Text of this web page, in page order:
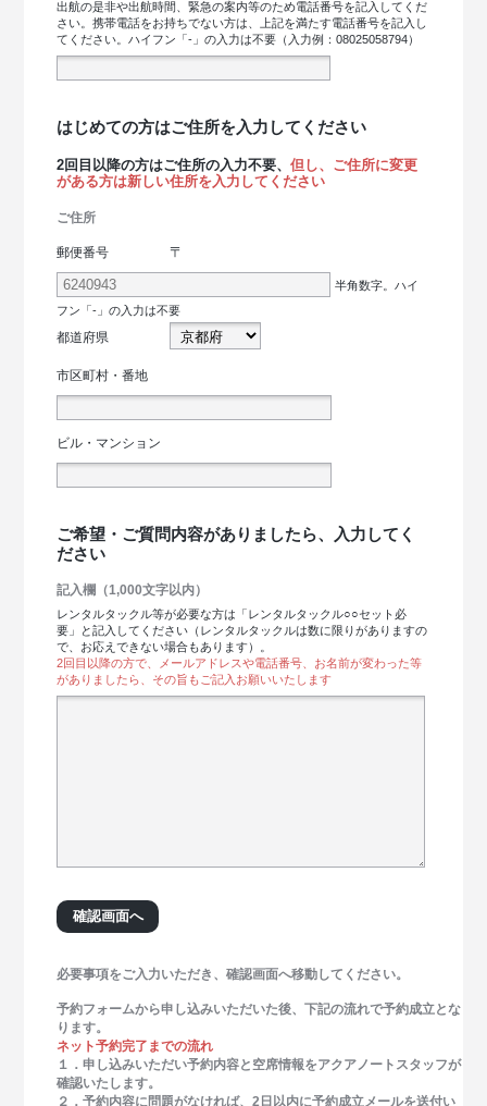
出航の是非や出航時間、緊急の案内等のため電話番号を記入してくだ
さい。携帯電話をお持ちでない方は、上記を満たす電話番号を記入し
てください。ハイフン「-」の入力は不要（入力例：08025058794）
はじめての方はご住所を入力してください
2回目以降の方はご住所の入力不要、但し、ご住所に変更
がある方は新しい住所を入力してください
ご住所
郵便番号 〒
半角数字。ハイ
フン「-」の入力は不要
都道府県
市区町村・番地
ビル・マンション
ご希望・ご質問内容がありましたら、入力してく
ださい
記入欄（1,000文字以内）
レンタルタックル等が必要な方は「レンタルタックル○○セット必
要」と記入してください（レンタルタックルは数に限りがありますの
で、お応えできない場合もあります）。
2回目以降の方で、メールアドレスや電話番号、お名前が変わった等
がありましたら、その旨もご記入お願いいたします
必要事項をご入力いただき、確認画面へ移動してください。
予約フォームから申し込みいただいた後、下記の流れで予約成立とな
ります。
ネット予約完了までの流れ
１．申し込みいただい予約内容と空席情報をアクアノートスタッフが
確認いたします。
２．予約内容に問題がなければ、2日以内に予約成立メールを送付い